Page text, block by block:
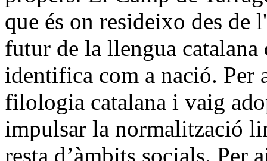
que és on resideixo des de
futur de la llengua
identifica com a nació.
filologia catalana i vaig
impulsar la normalització
resta d’àmbits socials. Per